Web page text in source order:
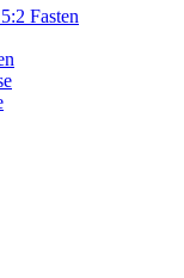
Fasten